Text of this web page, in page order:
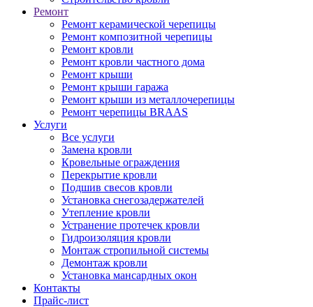
Ремонт
Ремонт керамической черепицы
Ремонт композитной черепицы
Ремонт кровли
Ремонт кровли частного дома
Ремонт крыши
Ремонт крыши гаража
Ремонт крыши из металлочерепицы
Ремонт черепицы BRAAS
Услуги
Все услуги
Замена кровли
Кровельные ограждения
Перекрытие кровли
Подшив свесов кровли
Установка снегозадержателей
Утепление кровли
Устранение протечек кровли
Гидроизоляция кровли
Монтаж стропильной системы
Демонтаж кровли
Установка мансардных окон
Контакты
Прайс-лист